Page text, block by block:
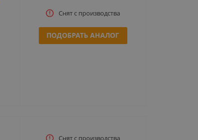
Снят с производства
ПОДОБРАТЬ АНАЛОГ
Снят с производства